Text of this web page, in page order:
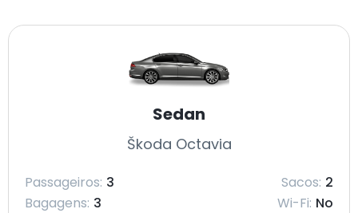
Sedan
Škoda Octavia
Passageiros: 3 Sacos: 2
Bagagens: 3 Wi-Fi: No